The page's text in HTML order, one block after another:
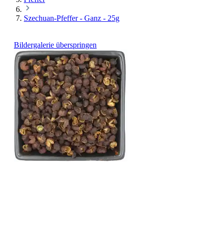
Szechuan-Pfeffer - Ganz - 25g
Bildergalerie überspringen